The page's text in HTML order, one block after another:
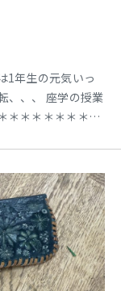
1年生の元気いっ
、、、 座学の授業
＊＊＊＊＊＊＊＊
礎作業学総論の作
が